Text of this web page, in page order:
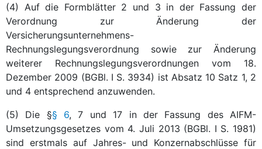
(4) Auf die Formblätter 2 und 3 in der Fassung der
Verordnung zur Änderung der
Versicherungsunternehmens-
Rechnungslegungsverordnung sowie zur Änderung
weiterer Rechnungslegungsverordnungen vom 18.
Dezember 2009 (BGBl. I S. 3934) ist Absatz 10 Satz 1, 2
und 4 entsprechend anzuwenden.
(5) Die §§ 6, 7 und 17 in der Fassung des AIFM-
Umsetzungsgesetzes vom 4. Juli 2013 (BGBl. I S. 1981)
sind erstmals auf Jahres- und Konzernabschlüsse für